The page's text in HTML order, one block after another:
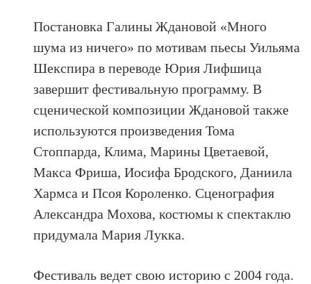
Постановка Галины Ждановой «Много
шума из ничего» по мотивам пьесы Уильяма
Шекспира в переводе Юрия Лифшица
завершит фестивальную программу. В
сценической композиции Ждановой также
используются произведения Тома
Стоппарда, Клима, Марины Цветаевой,
Макса Фриша, Иосифа Бродского, Даниила
Хармса и Псоя Короленко. Сценография
Александра Мохова, костюмы к спектаклю
придумала Мария Лукка.
Фестиваль ведет свою историю с 2004 года.